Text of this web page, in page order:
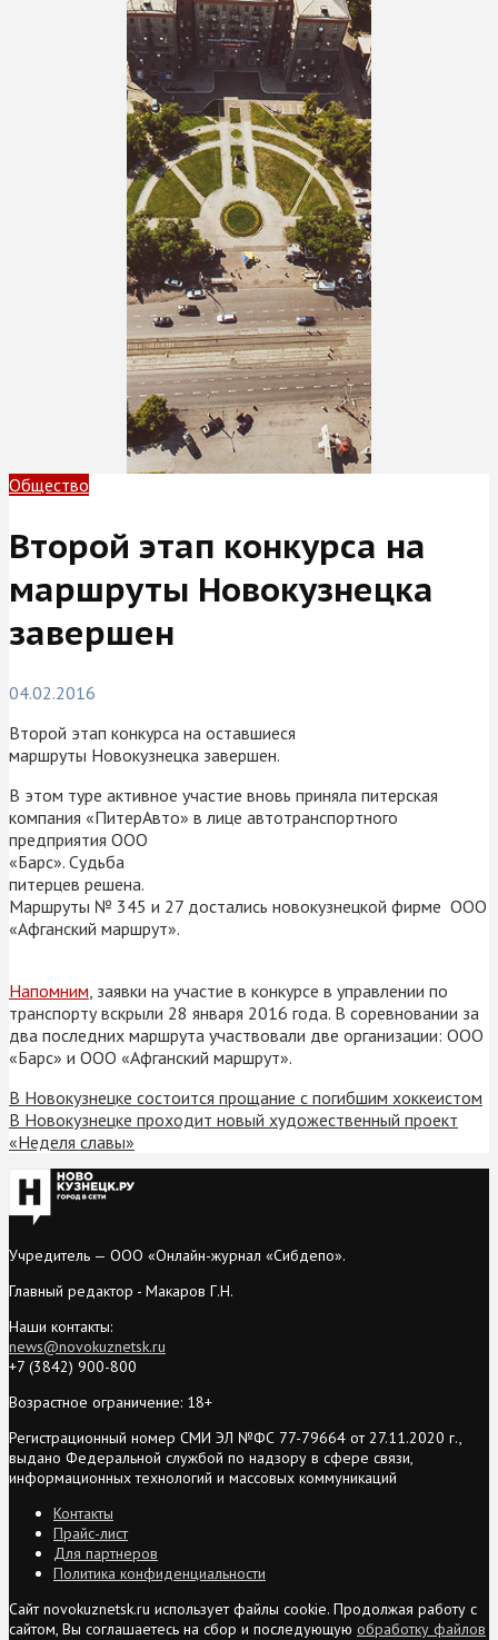
Общество
Второй этап конкурса на
маршруты Новокузнецка
завершен
04.02.2016
Второй этап конкурса на оставшиеся
маршруты Новокузнецка завершен.
В этом туре активное участие вновь приняла питерская
компания «ПитерАвто» в лице автотранспортного
предприятия ООО
«Барс». Судьба
питерцев решена.
Маршруты № 345 и 27 достались новокузнецкой фирме ООО
«Афганский маршрут».
Напомним , заявки на участие в конкурсе в управлении по
транспорту вскрыли 28 января 2016 года. В соревновании за
два последних маршрута участвовали две организации: ООО
«Барс» и ООО «Афганский маршрут».
В Новокузнецке состоится прощание с погибшим хоккеистом
В Новокузнецке проходит новый художественный проект
«Неделя славы»
Учредитель — ООО «Онлайн-журнал «Сибдепо».
Главный редактор - Макаров Г.Н.
Наши контакты:
news@novokuznetsk.ru
+7 (3842) 900-800
Возрастное ограничение: 18+
Регистрационный номер СМИ ЭЛ №ФС 77-79664 от 27.11.2020 г.,
выдано Федеральной службой по надзору в сфере связи,
информационных технологий и массовых коммуникаций
Контакты
Прайс-лист
Для партнеров
Политика конфиденциальности
Сайт novokuznetsk.ru использует файлы cookie. Продолжая работу с
сайтом, Вы соглашаетесь на сбор и последующую обработку файлов